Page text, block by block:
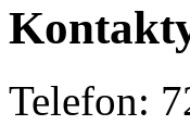
Telefon: